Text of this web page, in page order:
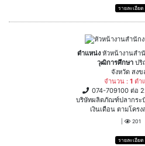
รายละเอียด
ตำแหน่งหัวหน้างานสำนั
วุฒิการศึกษา ปริ
จังหวัด สงข
จำนวน : 1 ตำ
074-709100 ต่อ
บริษัทผลิตภัณฑ์ปลากระ
เงินเดือน ตามโครง
201
รายละเอียด